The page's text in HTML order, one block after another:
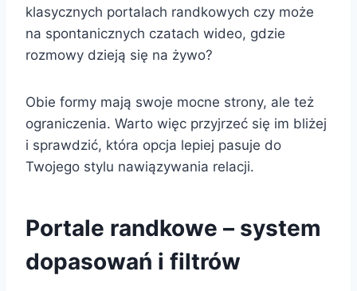
klasycznych portalach randkowych czy może
na spontanicznych czatach wideo, gdzie
rozmowy dzieją się na żywo?
Obie formy mają swoje mocne strony, ale też
ograniczenia. Warto więc przyjrzeć się im bliżej
i sprawdzić, która opcja lepiej pasuje do
Twojego stylu nawiązywania relacji.
Portale randkowe – system
dopasowań i filtrów